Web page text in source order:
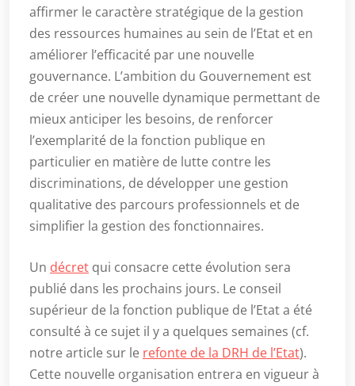
affirmer le caractère stratégique de la gestion
des ressources humaines au sein de l’Etat et en
améliorer l’efficacité par une nouvelle
gouvernance. L’ambition du Gouvernement est
de créer une nouvelle dynamique permettant de
mieux anticiper les besoins, de renforcer
l’exemplarité de la fonction publique en
particulier en matière de lutte contre les
discriminations, de développer une gestion
qualitative des parcours professionnels et de
simplifier la gestion des fonctionnaires.
Un décret qui consacre cette évolution sera
publié dans les prochains jours. Le conseil
supérieur de la fonction publique de l’Etat a été
consulté à ce sujet il y a quelques semaines (cf.
notre article sur le refonte de la DRH de l’Etat).
Cette nouvelle organisation entrera en vigueur à